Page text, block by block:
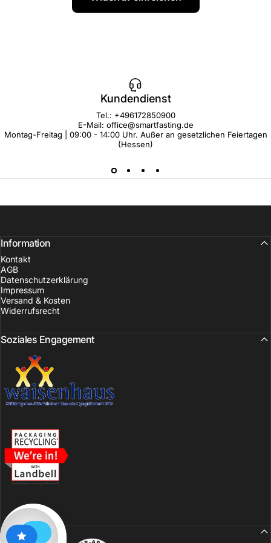
Kundendienst
Tel.: +496172850900
E-Mail: office@smartfasting.de
Montag-Freitag | 09:00 - 14:00 Uhr. Außer an gesetzlichen Feiertagen
(Hessen)
Information
Kontakt
AGB
Datenschutzerklärung
Impressum
Versand & Kosten
Widerrufsrecht
Soziales Engagement
Sicherheit